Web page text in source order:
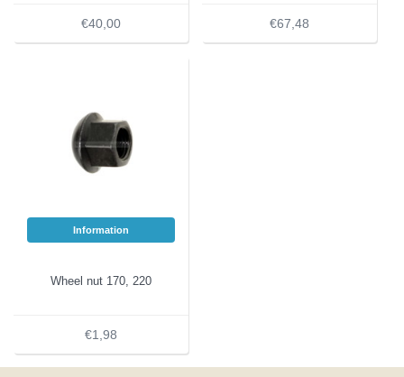
€40,00 €67,48
Information
Wheel nut 170, 220
€1,98